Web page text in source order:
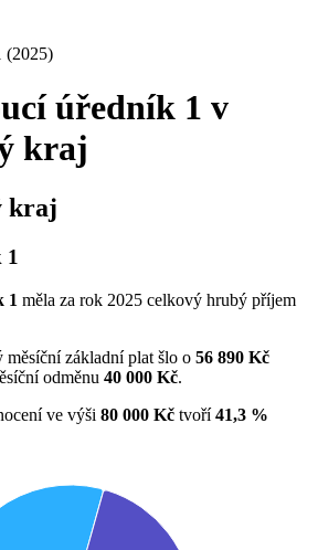
(2025)
úředník 1 v
kraj
kraj
1
1 měla za rok 2025 celkový hrubý příjem
měsíční základní plat šlo o 56 890 Kč
odměnu 40 000 Kč.
ve výši 80 000 Kč tvoří41,3 %